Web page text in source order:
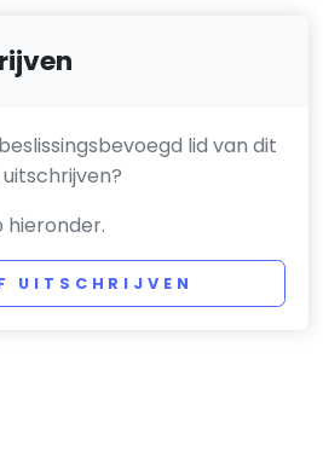
lid van dit
hieronder.
UITSCHRIJVEN